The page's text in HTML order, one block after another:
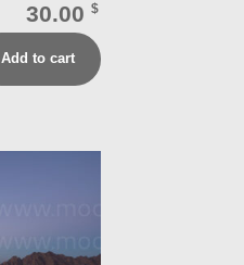
30.00 $
Add to cart